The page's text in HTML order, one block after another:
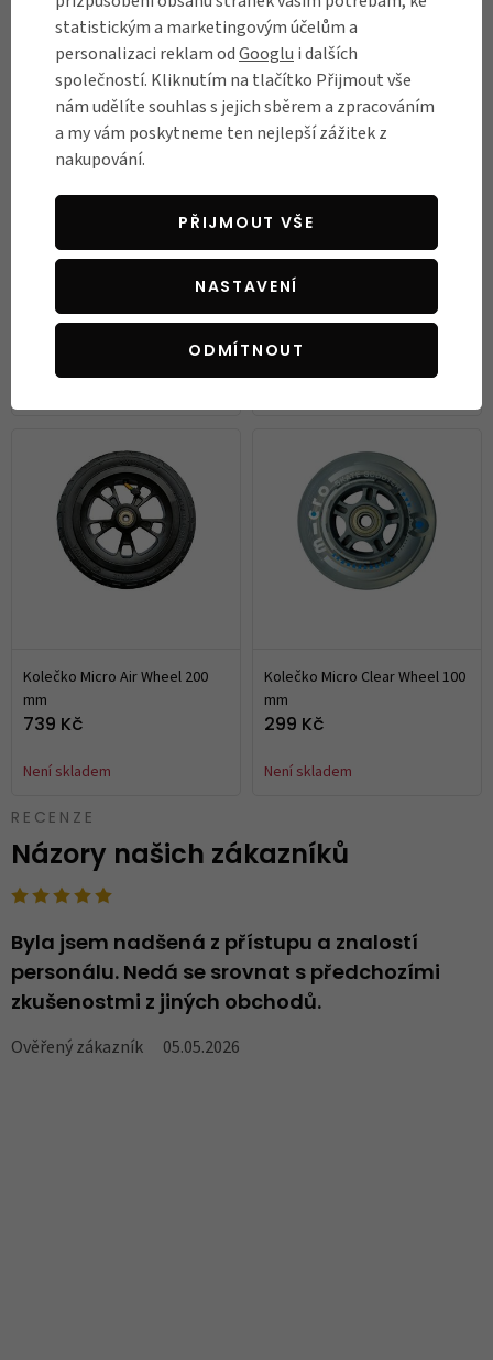
Skladem Skladem
Brzda Maxi Micro Deluxe Black Gripy Micro Foam Handles
239 Kč
Kolečko Micro Air Wheel 200
mm
739 Kč
Není skladem
Kolečko Micro Clear Wheel 100
mm
299 Kč
Není skladem
RECENZE
Názory našich zákazníků
Byla jsem nadšená z přístupu a znalostí
personálu. Nedá se srovnat s předchozími
zkušenostmi z jiných obchodů.
Ověřený zákazník 05.05.2026
statistickým a marketingovým účelům a
personalizaci reklam odGooglu i dalších
společností. Kliknutím na tlačítko Přijmout vše
nám udělíte souhlas s jejich sběrem a zpracováním
a my vám poskytneme ten nejlepší zážitek z
nakupování.
PŘIJMOUT VŠE
NASTAVENÍ
ODMÍTNOUT